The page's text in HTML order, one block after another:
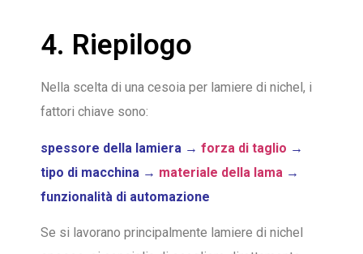
4. Riepilogo
Nella scelta di una cesoia per lamiere di nichel, i
fattori chiave sono:
spessore della lamiera → forza di taglio →
tipo di macchina → materiale della lama →
funzionalità di automazione
Se si lavorano principalmente lamiere di nichel